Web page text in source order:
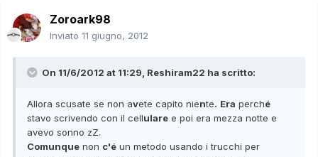
Zoroark98
Inviato 11 giugno, 2012
On 11/6/2012 at 11:29, Reshiram22 ha scritto:
Allora scusate se non avete capito niente. Era perché
stavo scrivendo con il cellulare e poi era mezza notte e
avevo sonno zZ.
Comunque non c'é un metodo usando i trucchi per